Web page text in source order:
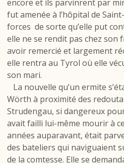
encore et ils parvinrent par
fut amenée à l’hôpital de
forces de sorte qu’elle put
elle ne se rendit pas chez son
avoir remercié et largement
elle rentra au Tyrol où elle
son mari.
La nouvelle qu’un ermite
Wörth à proximité des
Strudengau, si dangereux
avait failli lui-même mourir à
années auparavant, était
des bateliers qui naviguaient
de la comtesse. Elle se